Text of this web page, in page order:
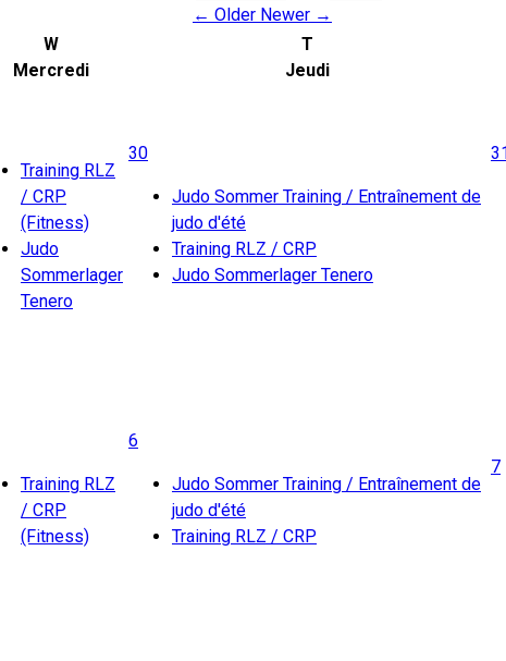
← Older Newer →
W
Mercredi
T
Jeudi
Training RLZ
/ CRP
(Fitness)
Judo
Sommerlager
Tenero
30
Judo Sommer Training / Entraînement de
judo d'été
Training RLZ / CRP
Judo Sommerlager Tenero
Training RLZ
/ CRP
(Fitness)
6
Judo Sommer Training / Entraînement de
judo d'été
Training RLZ / CRP
7